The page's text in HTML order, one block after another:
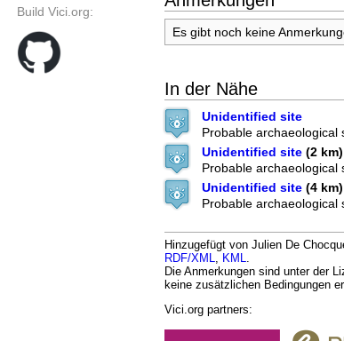
Build Vici.org:
Es gibt noch keine
In der Nähe
Unidentified site
Probable archaeological
Unidentified site (2 km)
Probable archaeological
Unidentified site (4 km)
Probable archaeological
Hinzugefügt von Julien De
RDF/XML, KML.
Die Anmerkungen sind unter der
keine zusätzlichen Bedingungen
Vici.org partners: